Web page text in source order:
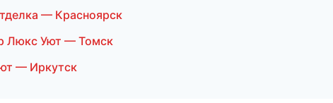
— Красноярск
Люкс Уют — Томск
— Иркутск